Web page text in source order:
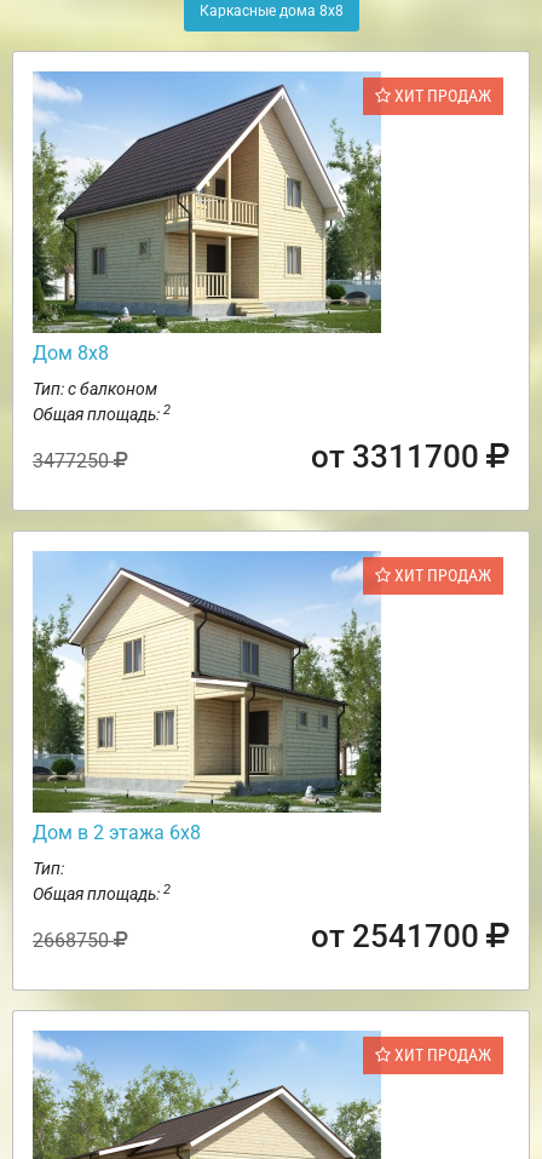
Каркасные дома 8х8
ХИТ ПРОДАЖ
Дом 8х8
Тип: с балконом
Общая площадь: 2
3477250 от 3311700
ХИТ ПРОДАЖ
Дом в 2 этажа 6х8
Тип:
Общая площадь: 2
2668750 от 2541700
ХИТ ПРОДАЖ